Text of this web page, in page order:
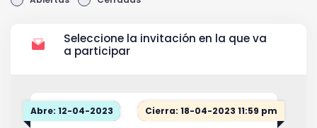
Seleccione la invitación en la que va
a participar
Abre: 12-04-2023 Cierra: 18-04-2023 11:59 pm